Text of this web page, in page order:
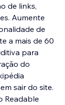
de links,
Aumente
de
a mais de 60
para
do
sair do site.
Readable